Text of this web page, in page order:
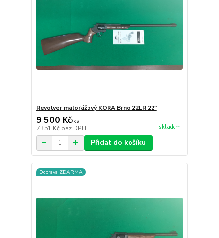
Revolver malorážový KORA Brno 22LR 22"
9 500 Kč/ks
7 851 Kč bez DPH skladem
Přidat do košíku
Doprava ZDARMA